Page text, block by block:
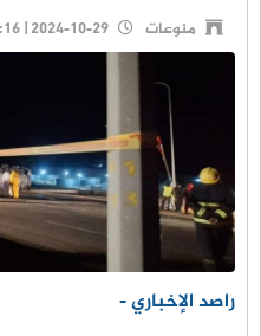
منوعات
راصد الإخباري -